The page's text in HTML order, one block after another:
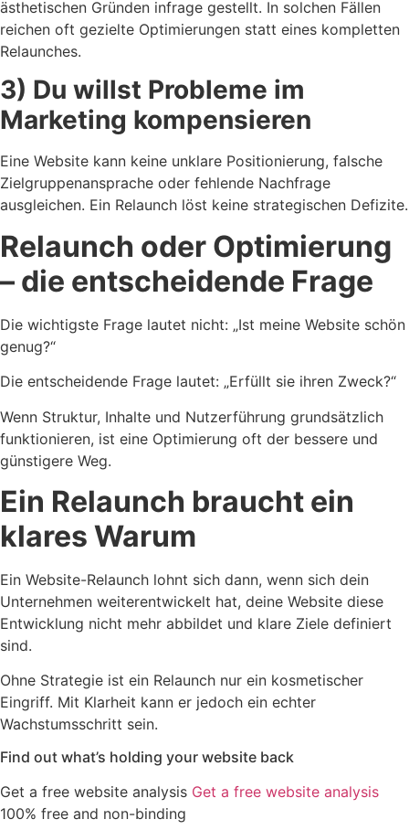
ästhetischen Gründen infrage gestellt. In solchen Fällen
reichen oft gezielte Optimierungen statt eines kompletten
Relaunches.
3) Du willst Probleme im
Marketing kompensieren
Eine Website kann keine unklare Positionierung, falsche
Zielgruppenansprache oder fehlende Nachfrage
ausgleichen. Ein Relaunch löst keine strategischen Defizite.
Relaunch oder Optimierung
– die entscheidende Frage
Die wichtigste Frage lautet nicht: „Ist meine Website schön
genug?“
Die entscheidende Frage lautet: „Erfüllt sie ihren Zweck?“
Wenn Struktur, Inhalte und Nutzerführung grundsätzlich
funktionieren, ist eine Optimierung oft der bessere und
günstigere Weg.
Ein Relaunch braucht ein
klares Warum
Ein Website-Relaunch lohnt sich dann, wenn sich dein
Unternehmen weiterentwickelt hat, deine Website diese
Entwicklung nicht mehr abbildet und klare Ziele definiert
sind.
Ohne Strategie ist ein Relaunch nur ein kosmetischer
Eingriff. Mit Klarheit kann er jedoch ein echter
Wachstumsschritt sein.
Find out what’s holding your website back
Get a free website analysis Get a free website analysis
100% free and non-binding